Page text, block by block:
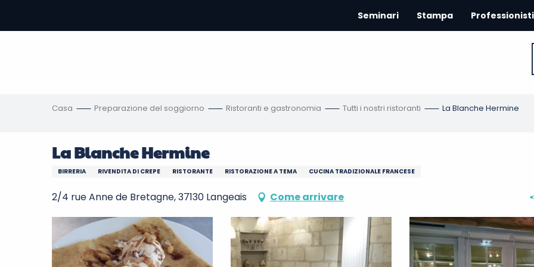
contenu
Seminari Stampa
Casa Preparazione del soggiorno Ristoranti e gastronomia Tutti i nostri ristoranti La Blanche Hermine
La Blanche Hermine
BIRRERIA RIVENDITA DI CREPE RISTORANTE RISTORAZIONE A TEMA CUCINA TRADIZIONALE FRANCESE
2/4 rue Anne de Bretagne, 37130 Langeais Come arrivare